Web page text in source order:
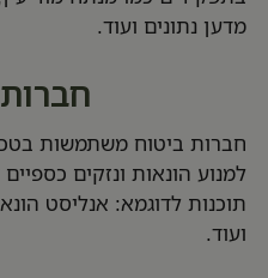
מדען נתונים ועוד.
חברות ביטוח משתמשות
למנוע הונאות ונזקים
תוכנות לדוגמא: אנליסט
ועוד.